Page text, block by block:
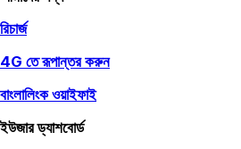
রিচার্জ
4G তে রূপান্তর করুন
বাংলালিংক ওয়াইফাই
ইউজার ড্যাশবোর্ড